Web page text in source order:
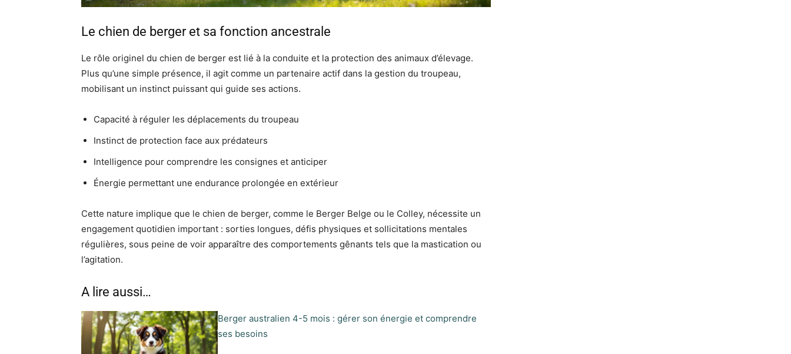
Le chien de berger et sa fonction ancestrale
Le rôle originel du chien de berger est lié à la conduite et la protection des animaux d’élevage.
Plus qu’une simple présence, il agit comme un partenaire actif dans la gestion du troupeau,
mobilisant un instinct puissant qui guide ses actions.
Capacité à réguler les déplacements du troupeau
Instinct de protection face aux prédateurs
Intelligence pour comprendre les consignes et anticiper
Énergie permettant une endurance prolongée en extérieur
Cette nature implique que le chien de berger, comme le Berger Belge ou le Colley, nécessite un
engagement quotidien important : sorties longues, défis physiques et sollicitations mentales
régulières, sous peine de voir apparaître des comportements gênants tels que la mastication ou
l’agitation.
A lire aussi…
Berger australien 4-5 mois : gérer son énergie et comprendre
ses besoins